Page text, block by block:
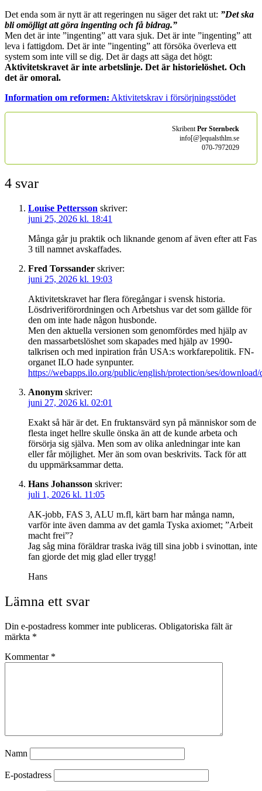
Det enda som är nytt är att regeringen nu säger det rakt ut: ”Det ska
bli omöjligt att göra ingenting och få bidrag.”
Men det är inte ”ingenting” att vara sjuk. Det är inte ”ingenting” att
leva i fattigdom. Det är inte ”ingenting” att försöka överleva ett
system som inte vill se dig. Det är dags att säga det högt:
Aktivitetskravet är inte arbetslinje. Det är historielöshet. Och
det är omoral.
Information om reformen: Aktivitetskrav i försörjningsstödet
Skribent Per Sternbeck
info[@]equalsthlm.se
070-7972029
4 svar
Louise Pettersson skriver:
juni 25, 2026 kl. 18:41
Många går ju praktik och liknande genom af även efter att Fas
3 till namnet avskaffades.
Fred Torssander skriver:
juni 25, 2026 kl. 19:03
Aktivitetskravet har flera föregångar i svensk historia.
Lösdriveriförordningen och Arbetshus var det som gällde för
den om inte hade någon husbonde.
Men den aktuella versionen som genomfördes med hjälp av
den massarbetslöshet som skapades med hjälp av 1990-
talkrisen och med inpiration från USA:s workfarepolitik. FN-
organet ILO hade synpunter.
https://webapps.ilo.org/public/english/protection/ses/
Anonym skriver:
juni 27, 2026 kl. 02:01
Exakt så här är det. En fruktansvärd syn på människor som de
flesta inget hellre skulle önska än att de kunde arbeta och
försörja sig själva. Men som av olika anledningar inte kan
eller får möjlighet. Mer än som ovan beskrivits. Tack för att
du uppmärksammar detta.
Hans Johansson skriver:
juli 1, 2026 kl. 11:05
AK-jobb, FAS 3, ALU m.fl, kärt barn har många namn,
varför inte även damma av det gamla Tyska axiomet; ”Arbeit
macht frei”?
Jag såg mina föräldrar traska iväg till sina jobb i svinottan, inte
fan gjorde det mig glad eller trygg!
Hans
Lämna ett svar
Din e-postadress kommer inte publiceras. Obligatoriska fält är
märkta *
Kommentar *
Namn
E-postadress